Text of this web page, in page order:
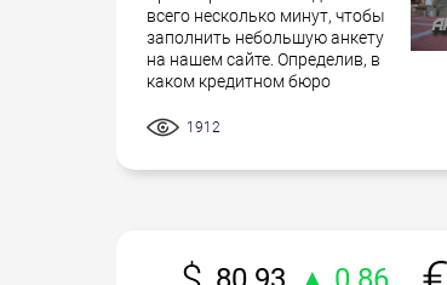
всего несколько минут, чтобы
заполнить небольшую анкету
на нашем сайте. Определив, в
каком кредитном бюро
1912